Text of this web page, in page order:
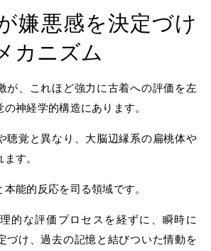
嫌悪感を決定づけ
カニズム
が、これほど強力に古着への評価を左
神経学的構造にあります。
聴覚と異なり、大脳辺縁系の扁桃体や
す。
能的反応を司る領域です。
的な評価プロセスを経ずに、瞬時に
づけ、過去の記憶と結びついた情動を